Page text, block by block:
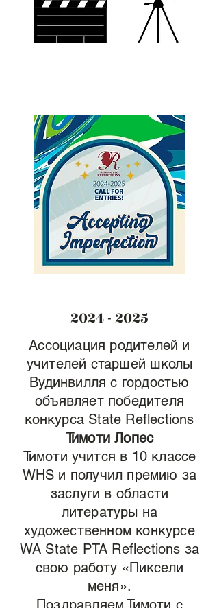
2024 - 2025
Ассоциация родителей и
учителей старшей школы
Вудинвилля с гордостью
объявляет победителя
конкурса State Reflections
Тимоти Лопес
Тимоти учится в 10 классе
WHS и получил премию за
заслуги в области
литературы на
художественном конкурсе
WA State PTA Reflections за
свою работу «Пиксели
меня».
Поздравляем Тимоти с